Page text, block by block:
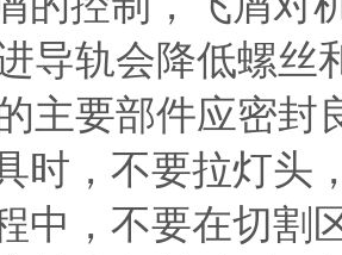
导轨会降低螺丝
主要部件应密封
时，不要拉灯头
中，不要在切割